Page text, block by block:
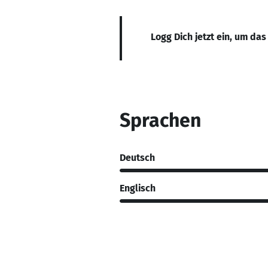
Logg Dich jetzt ein, um
Sprachen
Deutsch
Englisch